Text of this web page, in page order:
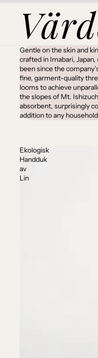
Gentle on the skin and
crafted in Imabari,
been since the
fine, garment-quality
looms to achieve
the slopes of Mt.
absorbent, surprisingly
addition to any
Ekologisk
Handduk
av
Lin